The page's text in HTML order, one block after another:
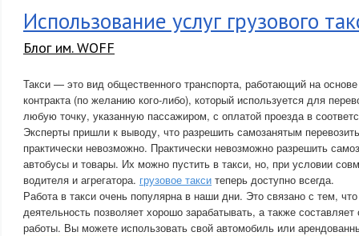
Использование услуг грузового
Блог им. WOFF
Такси — это вид общественного транспорта, работающий на основе
контракта (по желанию кого-либо), который используется для
любую точку, указанную пассажиром, с оплатой проезда в
Эксперты пришли к выводу, что разрешить самозанятым
практически невозможно. Практически невозможно разрешить
автобусы и товары. Их можно пустить в такси, но, при условии
водителя и агрегатора. грузовое такси теперь доступно всегда.
Работа в такси очень популярна в наши дни. Это связано с тем,
деятельность позволяет хорошо зарабатывать, а также
работы. Вы можете использовать свой автомобиль или